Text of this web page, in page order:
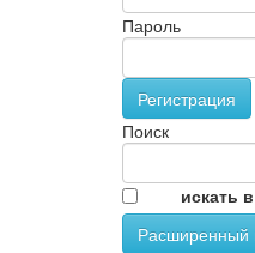
Пароль
Регистрация
Поиск
искать
Расширенный